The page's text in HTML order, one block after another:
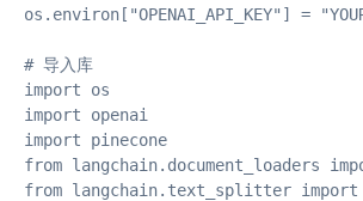
os.environ["OPENAI_API_KEY"] =
# 导入库
import os
import openai
import pinecone
from langchain.document_loaders
from langchain.text_splitter import